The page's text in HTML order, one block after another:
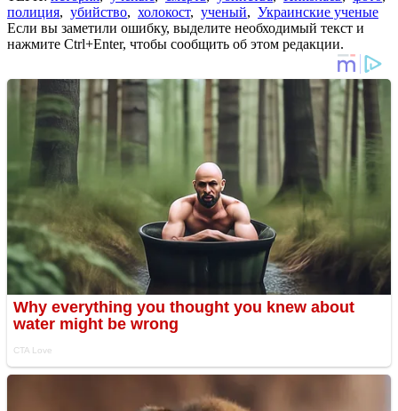
полиция, убийство, холокост, ученый, Украинские ученые
Если вы заметили ошибку, выделите необходимый текст и
нажмите Ctrl+Enter, чтобы сообщить об этом редакции.